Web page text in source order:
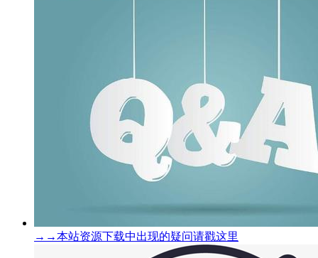
→→本站资源下载中出现的疑问请戳这里